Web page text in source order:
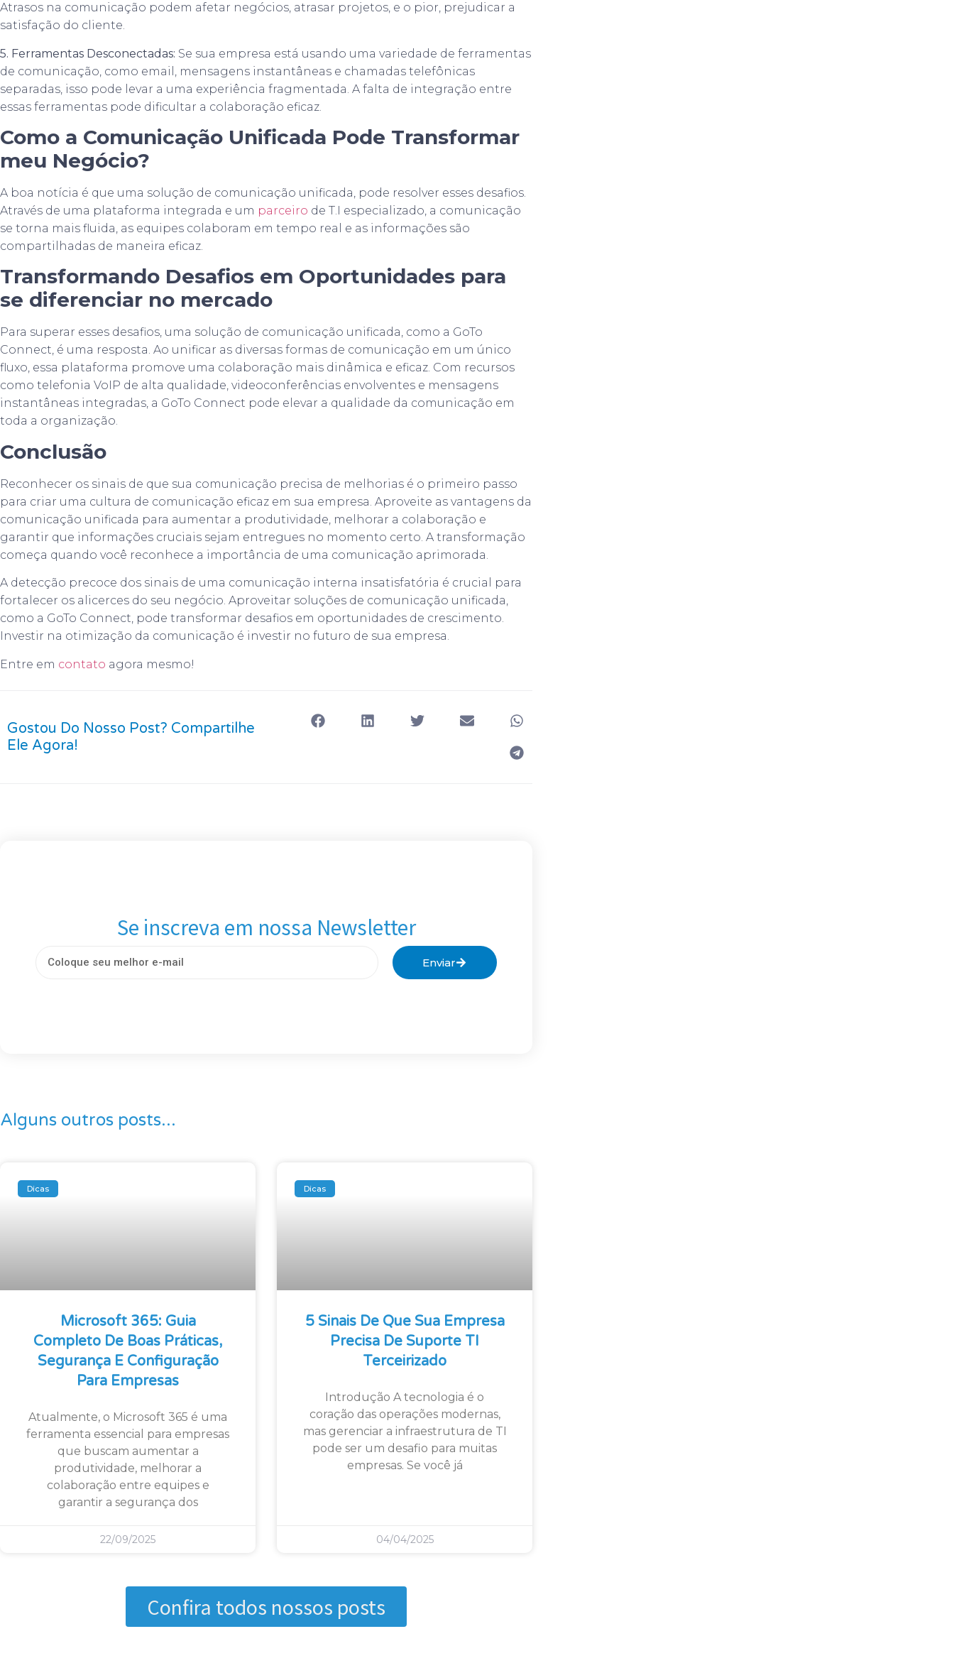
Atrasos na comunicação podem afetar negócios, atrasar projetos, e o pior, prejudicar a
satisfação do cliente.
5. Ferramentas Desconectadas: Se sua empresa está usando uma variedade de ferramentas
de comunicação, como email, mensagens instantâneas e chamadas telefônicas
separadas, isso pode levar a uma experiência fragmentada. A falta de integração entre
essas ferramentas pode dificultar a colaboração eficaz.
Como a Comunicação Unificada Pode Transformar
meu Negócio?
A boa notícia é que uma solução de comunicação unificada, pode resolver esses desafios.
Através de uma plataforma integrada e um parceiro de T.I especializado, a comunicação
se torna mais fluida, as equipes colaboram em tempo real e as informações são
compartilhadas de maneira eficaz.
Transformando Desafios em Oportunidades para
se diferenciar no mercado
Para superar esses desafios, uma solução de comunicação unificada, como a GoTo
Connect, é uma resposta. Ao unificar as diversas formas de comunicação em um único
fluxo, essa plataforma promove uma colaboração mais dinâmica e eficaz. Com recursos
como telefonia VoIP de alta qualidade, videoconferências envolventes e mensagens
instantâneas integradas, a GoTo Connect pode elevar a qualidade da comunicação em
toda a organização.
Conclusão
Reconhecer os sinais de que sua comunicação precisa de melhorias é o primeiro passo
para criar uma cultura de comunicação eficaz em sua empresa. Aproveite as vantagens da
comunicação unificada para aumentar a produtividade, melhorar a colaboração e
garantir que informações cruciais sejam entregues no momento certo. A transformação
começa quando você reconhece a importância de uma comunicação aprimorada.
A detecção precoce dos sinais de uma comunicação interna insatisfatória é crucial para
fortalecer os alicerces do seu negócio. Aproveitar soluções de comunicação unificada,
como a GoTo Connect, pode transformar desafios em oportunidades de crescimento.
Investir na otimização da comunicação é investir no futuro de sua empresa.
Entre em contato agora mesmo!
Gostou Do Nosso Post? Compartilhe
Ele Agora!
Se inscreva em nossa Newsletter
Enviar
Alguns outros posts...
Dicas
Microsoft 365: Guia
Completo De Boas Práticas,
Segurança E Configuração
Para Empresas
Atualmente, o Microsoft 365 é uma
ferramenta essencial para empresas
que buscam aumentar a
produtividade, melhorar a
colaboração entre equipes e
garantir a segurança dos
22/09/2025
Dicas
5 Sinais De Que Sua Empresa
Precisa De Suporte TI
Terceirizado
Introdução A tecnologia é o
coração das operações modernas,
mas gerenciar a infraestrutura de TI
pode ser um desafio para muitas
empresas. Se você já
04/04/2025
Confira todos nossos posts